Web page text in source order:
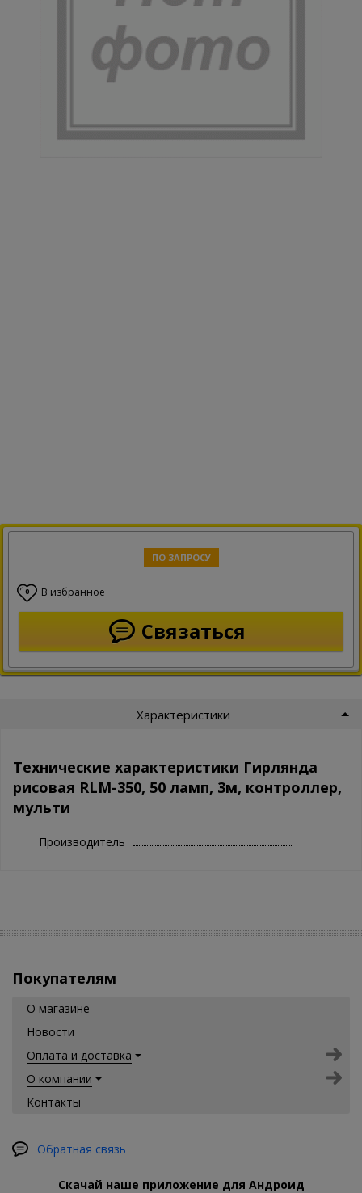
ПО ЗАПРОСУ
0 В избранное
Связаться
Характеристики
Технические характеристики Гирлянда
рисовая RLM-350, 50 ламп, 3м, контроллер,
мульти
Производитель
Покупателям
О магазине
Новости
Оплата и доставка
О компании
Контакты
Обратная связь
Скачай наше приложение для Андроид